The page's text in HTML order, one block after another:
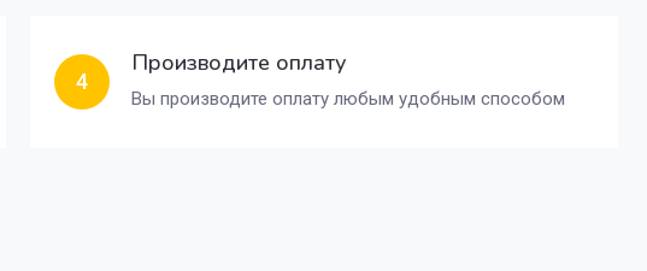
4
Производите оплату
Вы производите оплату любым удобным способом